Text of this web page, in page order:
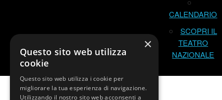
CALENDARIO
SCOPRI IL
TEATRO
NAZIONALE
×
Questo sito web utilizza
cookie
Questo sito web utilizza i cookie per
migliorare la tua esperienza di navigazione.
Utilizzando il nostro sito web acconsenti a